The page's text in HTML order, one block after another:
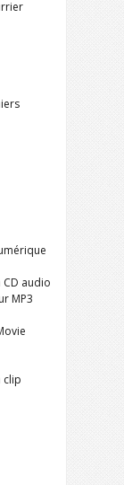
CD audio
MP3
clip